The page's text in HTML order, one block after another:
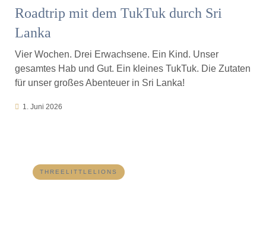
Roadtrip mit dem TukTuk durch Sri
Lanka
Vier Wochen. Drei Erwachsene. Ein Kind. Unser
gesamtes Hab und Gut. Ein kleines TukTuk. Die Zutaten
für unser großes Abenteuer in Sri Lanka!
1. Juni 2026
THREELITTLELIONS